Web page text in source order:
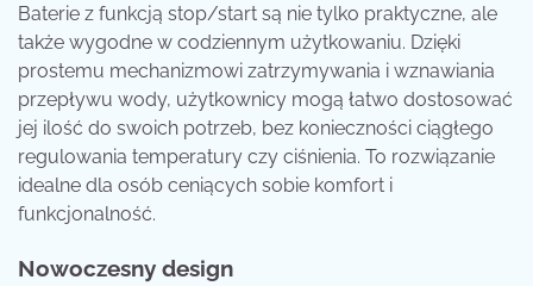
Baterie z funkcją stop/start są nie tylko praktyczne, ale
także wygodne w codziennym użytkowaniu. Dzięki
prostemu mechanizmowi zatrzymywania i wznawiania
przepływu wody, użytkownicy mogą łatwo dostosować
jej ilość do swoich potrzeb, bez konieczności ciągłego
regulowania temperatury czy ciśnienia. To rozwiązanie
idealne dla osób ceniących sobie komfort i
funkcjonalność.
Nowoczesny design